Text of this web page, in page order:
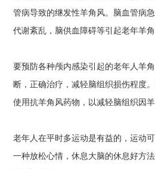
管病导致的继发性羊角风。脑血管病
代谢紊乱，脑供血障碍等引起老年羊角
要预防各种颅内感染引起的老年人羊
断，正确治疗，减轻脑组织损伤程度
使用抗羊角风药物，以减轻脑组织因
老年人在平时多运动是有益的，运动
一种放松心情，休息大脑的休息好方